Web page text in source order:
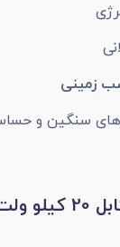
زمینی
سنگین و
مشخصات فنی